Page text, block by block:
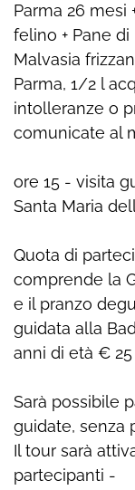
Parma 26 mesi
felino + Pane
Malvasia
Parma, 1/2 l
intolleranze o
comunicate al
ore 15 - visita
Santa Maria
Quota di
comprende la
e il pranzo
guidata alla
anni di età €
Sarà possibile
guidate, senza
Il tour sarà
partecipanti -